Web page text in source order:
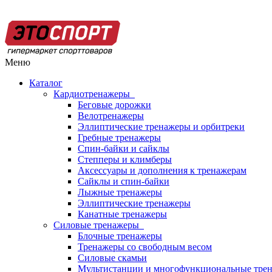
Меню
Каталог
Кардиотренажеры
Беговые дорожки
Велотренажеры
Эллиптические тренажеры и орбитреки
Гребные тренажеры
Спин-байки и сайклы
Степперы и климберы
Аксессуары и дополнения к тренажерам
Сайклы и спин-байки
Лыжные тренажеры
Эллиптические тренажеры
Канатные тренажеры
Силовые тренажеры
Блочные тренажеры
Тренажеры со свободным весом
Силовые скамьи
Мультистанции и многофункциональные